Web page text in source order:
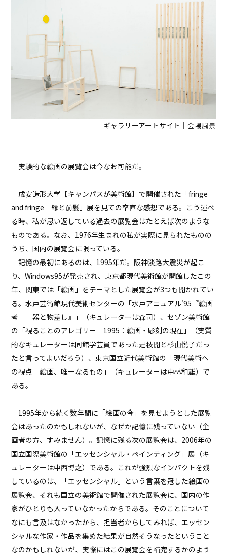
ギャラリーアートサイト｜会場風景
実験的な絵画の展覧会は今なお可能だ。
成安造形大学【キャンパスが美術館】で開催された「fringe
and fringe 縁と前髪」展を見ての率直な感想である。こう述べ
る時、私が思い返している過去の展覧会はたとえば次のような
ものである。なお、1976年生まれの私が実際に見られたものの
うち、国内の展覧会に限っている。
記憶の最初にあるのは、1995年だ。阪神淡路大震災が起こ
り、Windows95が発売され、東京都現代美術館が開館したこの
年、関東では「絵画」をテーマとした展覧会が3つも開かれてい
る。水戸芸術館現代美術センターの「水戸アニュアル'95『絵画
考──器と物差し』」（キュレーターは森司）、セゾン美術館
の「視ることのアレゴリー 1995：絵画・彫刻の現在」（実質
的なキュレーターは同館学芸員であった是枝開と杉山悦子だっ
たと言ってよいだろう）、東京国立近代美術館の「現代美術へ
の視点 絵画、唯一なるもの」（キュレーターは中林和雄）で
ある。
1995年から続く数年間に「絵画の今」を見せようとした展覧
会はあったのかもしれないが、なぜか記憶に残っていない（企
画者の方、すみません）。記憶に残る次の展覧会は、2006年の
国立国際美術館の「エッセンシャル・ペインティング」展（キ
ュレーターは中西博之）である。これが強烈なインパクトを残
しているのは、「エッセンシャル」という言葉を冠した絵画の
展覧会、それも国立の美術館で開催された展覧会に、国内の作
家がひとりも入っていなかったからである。そのことについて
なにも言及はなかったから、担当者からしてみれば、エッセン
シャルな作家・作品を集めた結果が自然そうなったということ
なのかもしれないが、実際にはこの展覧会を補完するかのよう